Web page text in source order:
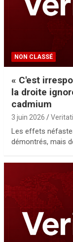
NON CLASSÉ
« C'est
la droite
cadmium
3 juin 2026
Les effets
démontrés, mais